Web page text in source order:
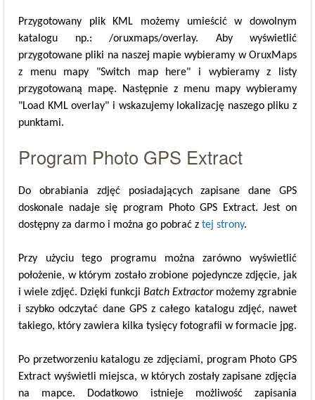
Przygotowany plik KML możemy umieścić w dowolnym
katalogu np.: /oruxmaps/overlay. Aby wyświetlić
przygotowane pliki na naszej mapie wybieramy w OruxMaps
z menu mapy "Switch map here" i wybieramy z listy
przygotowaną mapę. Następnie z menu mapy wybieramy
"Load KML overlay" i wskazujemy lokalizację naszego pliku z
punktami.
Program Photo GPS Extract
Do obrabiania zdjęć posiadających zapisane dane GPS
doskonale nadaje się program Photo GPS Extract. Jest on
dostępny za darmo i można go pobrać z tej strony.
Przy użyciu tego programu można zarówno wyświetlić
położenie, w którym zostało zrobione pojedyncze zdjęcie, jak
i wiele zdjęć. Dzięki funkcji Batch Extractormożemy zgrabnie
i szybko odczytać dane GPS z całego katalogu zdjęć, nawet
takiego, który zawiera kilka tysięcy fotografii w formacie jpg.
Po przetworzeniu katalogu ze zdjęciami, program Photo GPS
Extract wyświetli miejsca, w których zostały zapisane zdjęcia
na mapce. Dodatkowo istnieje możliwość zapisania